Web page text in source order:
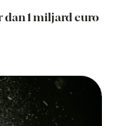
dan 1 miljard euro